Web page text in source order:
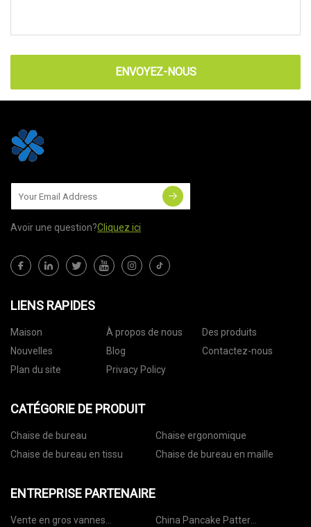
ENVOYEZ-NOUS
Avoir une question?Cliquez ici
LIENS RAPIDES
Maison À propos de nous
Des produits
Nouvelles
Blog
Contactez-nous
Plan du site
Privacy Policy
CATÉGORIE DE PRODUIT
Chaise de bureau
Chaise ergonomique
Chaise de bureau en tissu
Chaise de bureau en maille
ENTREPRISE PARTENAIRE
Vente en gros vannes China Pancake Patter